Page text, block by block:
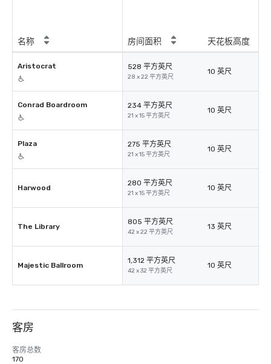
名称 房间面积 天花板高度
Aristocrat 528 平方英尺
28 x 22 平方英尺
10 英尺
Conrad Boardroom 234 平方英尺
21 x 15 平方英尺
10 英尺
Plaza 275 平方英尺
21 x 15 平方英尺
10 英尺
Harwood
280 平方英尺
21 x 15 平方英尺
10 英尺
The Library
805 平方英尺
42 x 22 平方英尺
13 英尺
Majestic Ballroom
1,312 平方英尺
42 x 32 平方英尺
10 英尺
客房
客房总数
170